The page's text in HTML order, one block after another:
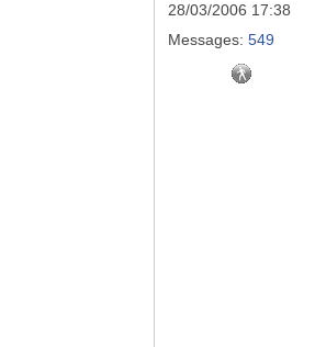
28/03/2006 17:38
Messages: 549